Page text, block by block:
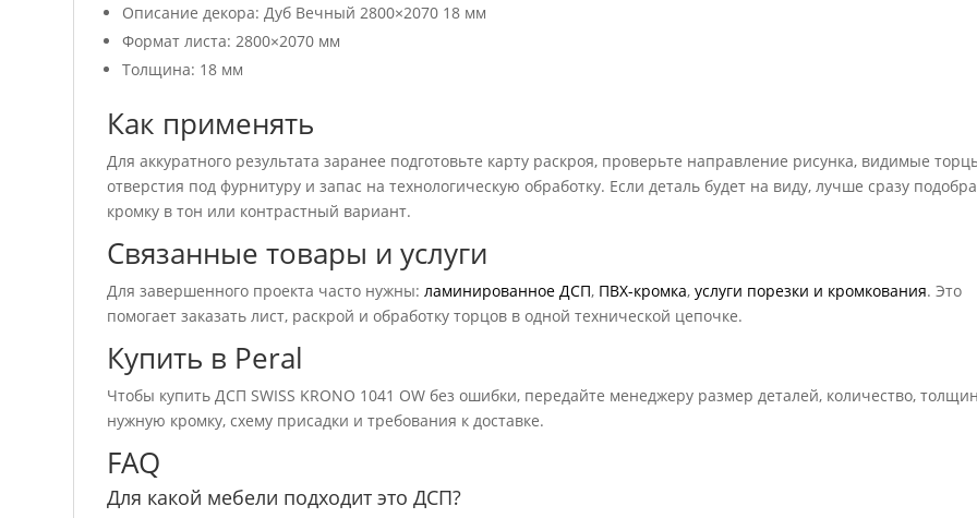
Описание декора: Дуб Вечный 2800×2070 18 мм
Формат листа: 2800×2070 мм
Толщина: 18 мм
Как применять
Для аккуратного результата заранее подготовьте карту раскроя, проверьте направление рисунка, видимые
отверстия под фурнитуру и запас на технологическую обработку. Если деталь будет на виду, лучше сразу
кромку в тон или контрастный вариант.
Связанные товары и услуги
Для завершенного проекта часто нужны:ламинированное ДСП, ПВХ-кромка,услуги порезки и кромкования. Это
помогает заказать лист, раскрой и обработку торцов в одной технической цепочке.
Купить в Peral
Чтобы купить ДСП SWISS KRONO 1041 OW без ошибки, передайте менеджеру размер деталей, количество,
нужную кромку, схему присадки и требования к доставке.
FAQ
Для какой мебели подходит это ДСП?